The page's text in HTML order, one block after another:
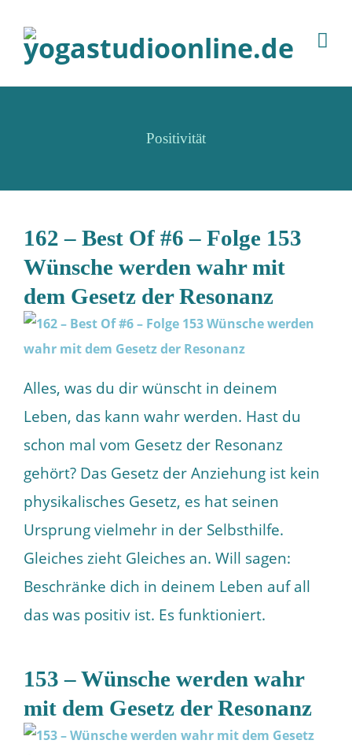
Positivität
162 – Best Of #6 – Folge 153
Wünsche werden wahr mit
dem Gesetz der Resonanz
Alles, was du dir wünscht in deinem
Leben, das kann wahr werden. Hast du
schon mal vom Gesetz der Resonanz
gehört? Das Gesetz der Anziehung ist kein
physikalisches Gesetz, es hat seinen
Ursprung vielmehr in der Selbsthilfe.
Gleiches zieht Gleiches an. Will sagen:
Beschränke dich in deinem Leben auf all
das was positiv ist. Es funktioniert.
153 – Wünsche werden wahr
mit dem Gesetz der Resonanz